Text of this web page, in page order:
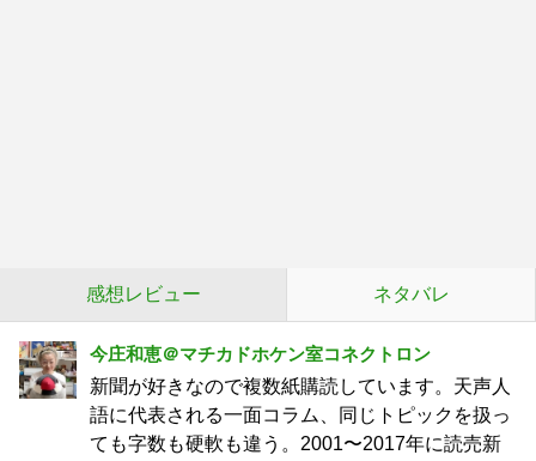
感想レビュー ネタバレ
今庄和恵＠マチカドホケン室コネクトロン
新聞が好きなので複数紙購読しています。天声人
語に代表される一面コラム、同じトピックを扱っ
ても字数も硬軟も違う。2001〜2017年に読売新